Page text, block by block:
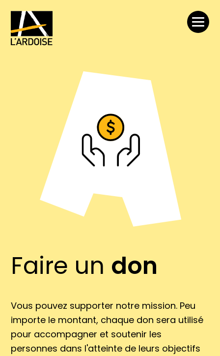
Faire un don
Vous pouvez supporter notre mission. Peu
importe le montant, chaque don sera utilisé
pour accompagner et soutenir les
personnes dans l'atteinte de leurs objectifs